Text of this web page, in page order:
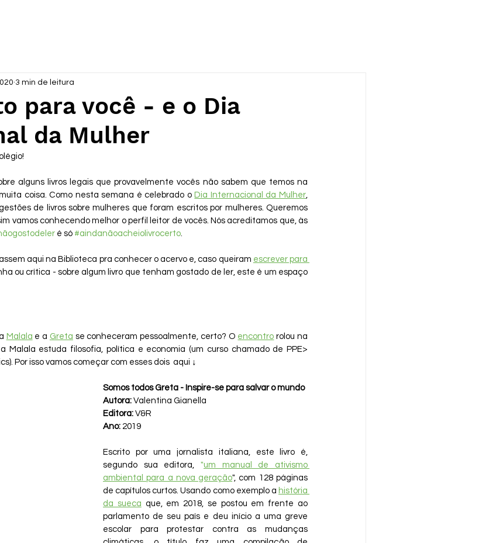
para você - e o Dia
da Mulher
3 min de leitura
alguns livros legais que provavelmente vocês não sabem que temos na
coisa. Como nesta semana é celebrado o Dia Internacional da Mulher,
de livros sobre mulheres que foram escritos por mulheres. Queremos
vamos conhecendo melhor o perfil leitor de vocês. Nós acreditamos que, às
é só #aindanãoacheiolivrocerto.
aqui na Biblioteca pra conhecer o acervo e, caso queiram escrever para
ou crítica - sobre algum livro que tenham gostado de ler, este é um espaço
Malala e a Greta se conheceram pessoalmente, certo? O encontro rolou na
Malala estuda filosofia, política e economia (um curso chamado de PPE>
Por isso vamos começar com esses dois  aqui ↓
Somos todos Greta - Inspire-se para salvar o mundo
Autora: Valentina Gianella
Editora: V&R
Ano: 2019
Escrito por uma jornalista italiana, este livro é,
segundo sua editora, "um manual de ativismo
ambiental para a nova geração", com 128 páginas
de capítulos curtos. Usando como exemplo a história
da sueca que, em 2018, se postou em frente ao
parlamento de seu país e deu início a uma greve
escolar para protestar contra as mudanças